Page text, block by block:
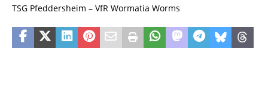
TSG Pfeddersheim – VfR Wormatia Worms